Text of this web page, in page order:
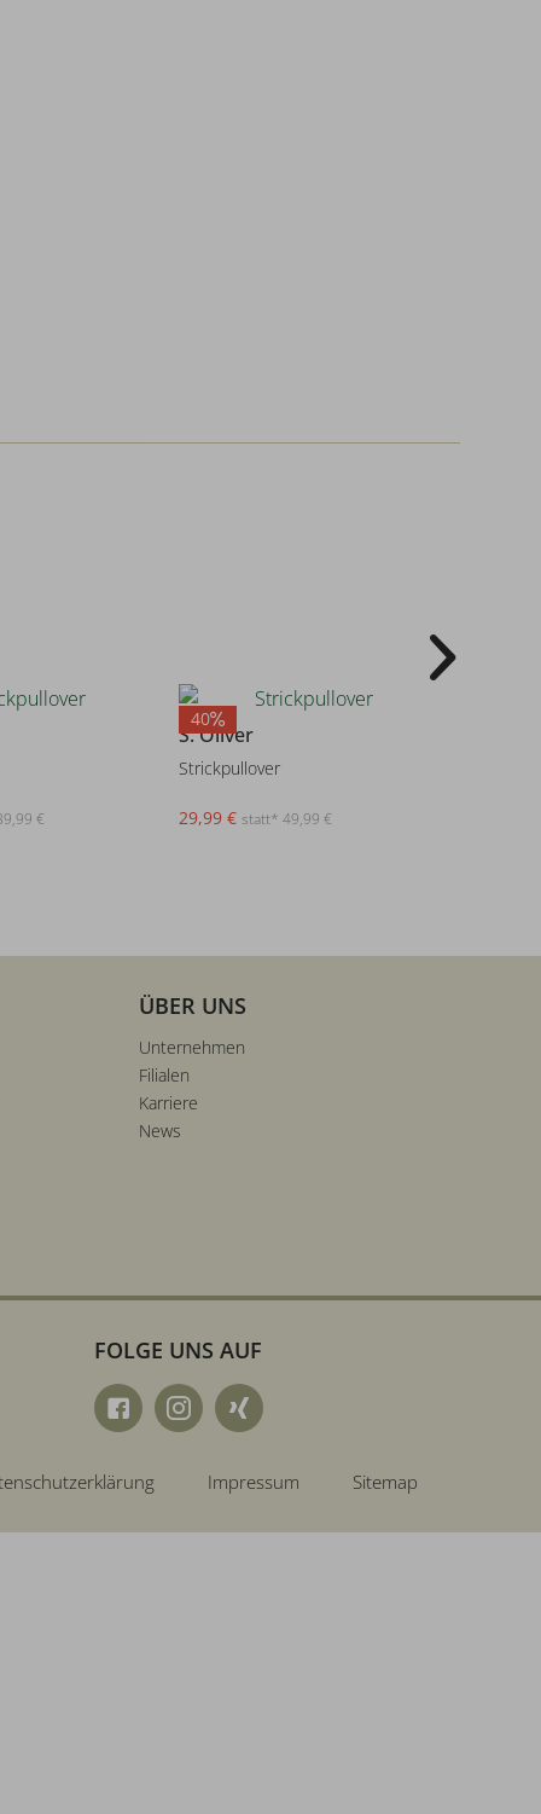
€
40
S. Oliver
Strickpullover
29,99 € statt* 49,99 €
ÜBER UNS
Unternehmen
Filialen
Karriere
News
FOLGE UNS AUF
Impressum Sitemap